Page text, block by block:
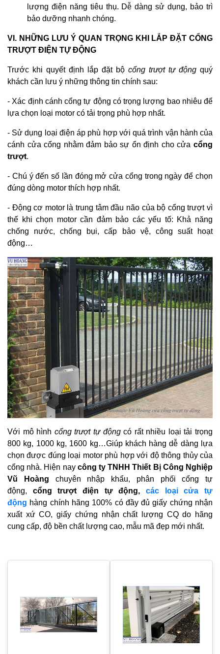
lượng điện năng tiêu thụ. Dễ dàng sử dụng, bảo trì
bảo dưỡng nhanh chóng.
VI. NHỮNG LƯU Ý QUAN TRỌNG KHI LẮP ĐẶT CỔNG
TRƯỢT ĐIỆN TỰ ĐỘNG
Trước khi quyết định lắp đặt bộ cổng trượt tự động quý
khách cần lưu ý những thông tin chính sau:
- Xác định cánh cổng tự động có trọng lượng bao nhiêu để
lựa chọn loại motor có tải trọng phù hợp nhất.
- Sử dụng loại điện áp phù hợp với quá trình vận hành của
cánh cửa cổng nhằm đảm bảo sự ổn định cho cửa cổng
trượt.
- Chú ý đến số lần đóng mở cửa cổng trong ngày để chọn
đúng dòng motor thích hợp nhất.
- Động cơ motor là trung tâm đầu não của bộ cổng trượt vì
thế khi chọn motor cần đảm bảo các yếu tố: Khả năng
chống nước, chống bụi, cấp bảo vệ, công suất hoạt
động…
Với mô hình cổng trượt tự độngcó rất nhiều loại tải trọng
800 kg, 1000 kg, 1600 kg…Giúp khách hàng dễ dàng lựa
chọn được đúng loại motor phù hợp với độ thông thủy của
cổng nhà. Hiện nay công ty TNHH Thiết Bị Công Nghiệp
Vũ Hoàng chuyên nhập khẩu, phân phối cổng tự
động, cổng trượt điện tự động,các loại cửa tự
động hàng chính hãng 100% có đầy đủ giấy chứng nhận
xuất xứ CO, giấy chứng nhận chất lượng CQ do hãng
cung cấp, độ bền chất lượng cao, mẫu mã đẹp mới nhất.